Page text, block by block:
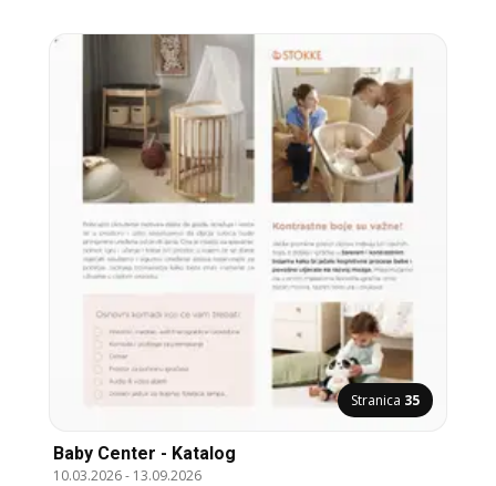
Stranica 35
Baby Center - Katalog
10.03.2026- 13.09.2026